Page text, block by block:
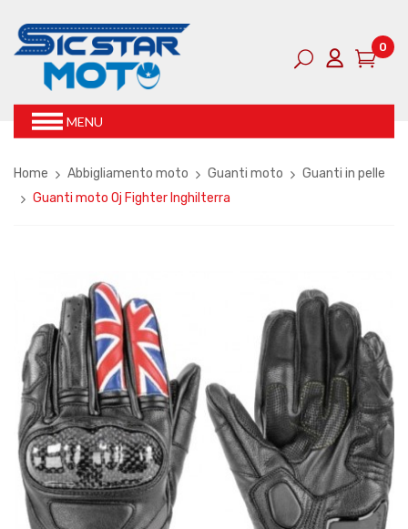
0
MENU
Home Abbigliamento moto Guanti moto
Guanti in pelle
Guanti moto Oj Fighter Inghilterra